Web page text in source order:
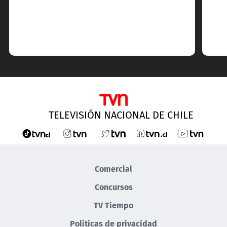
TELEVISIÓN NACIONAL DE CHILE
Comercial
Concursos
TV Tiempo
Políticas de privacidad